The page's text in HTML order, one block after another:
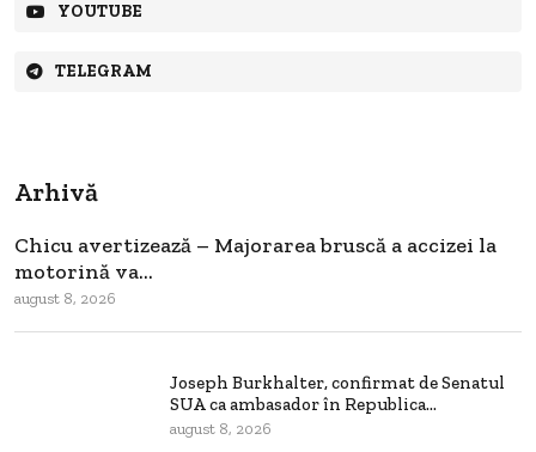
YOUTUBE
TELEGRAM
Arhivă
Chicu avertizează – Majorarea bruscă a accizei la
motorină va...
august 8, 2026
Joseph Burkhalter, confirmat de Senatul
SUA ca ambasador în Republica...
august 8, 2026